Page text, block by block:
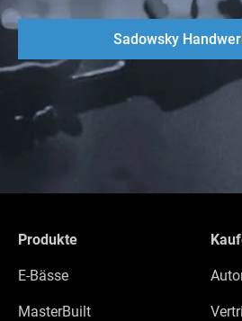
Sadowsky
Produkte
E-Bässe
MasterBuilt